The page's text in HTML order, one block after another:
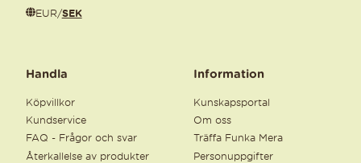
EUR/SEK
Handla
Köpvillkor
Kundservice
FAQ - Frågor och svar
Återkallelse av produkter
Information
Kunskapsportal
Om oss
Träffa Funka Mera
Personuppgifter